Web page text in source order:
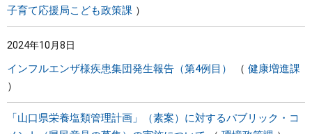
子育て応援局こども政策課
2024年10月8日
インフルエンザ様疾患集団発生報告（第4例目） 健康増進課
「山口県栄養塩類管理計画」（素案）に対するパブリック・コ